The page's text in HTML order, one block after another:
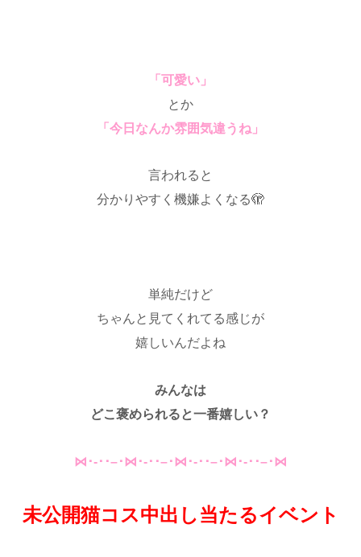
「可愛い」
とか
「今日なんか雰囲気違うね」
言われると
分かりやすく機嫌よくなる🫣
単純だけど
ちゃんと見てくれてる感じが
嬉しいんだよね
みんなは
どこ褒められると一番嬉しい？
⋈･-･･–･⋈･-･･–･⋈･-･･–･⋈･-･･–･⋈
未公開猫コス中出し当たるイベント